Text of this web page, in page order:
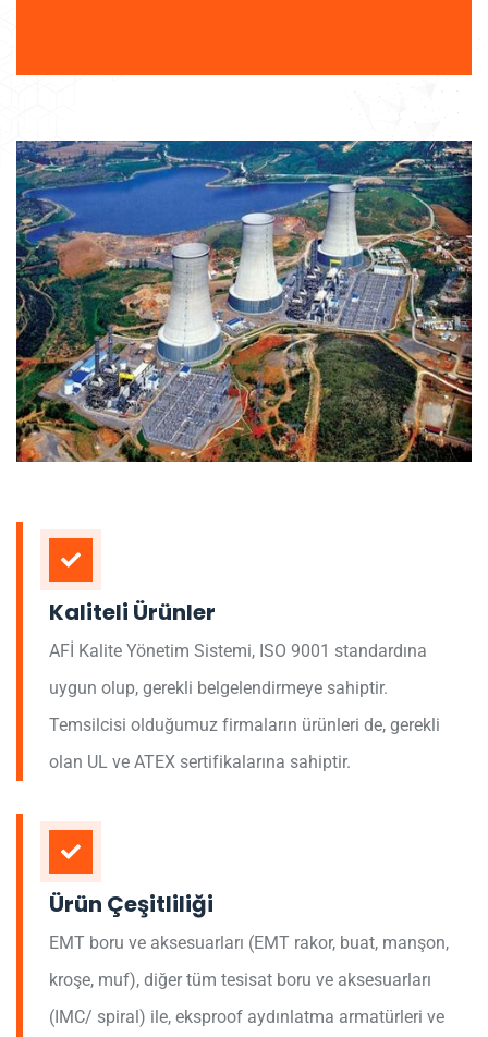
Kaliteli Ürünler
AFİ Kalite Yönetim Sistemi, ISO 9001 standardına
uygun olup, gerekli belgelendirmeye sahiptir.
Temsilcisi olduğumuz firmaların ürünleri de, gerekli
olan UL ve ATEX sertifikalarına sahiptir.
Ürün Çeşitliliği
EMT boru ve aksesuarları (EMT rakor, buat, manşon,
kroşe, muf), diğer tüm tesisat boru ve aksesuarları
(IMC/ spiral) ile, eksproof aydınlatma armatürleri ve